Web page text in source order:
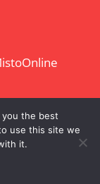
the best
use this site we
it.